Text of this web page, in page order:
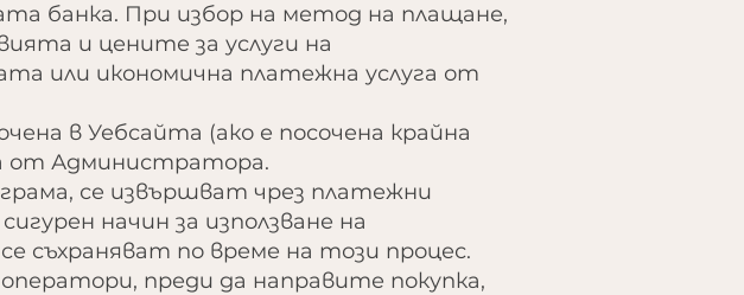
банка. При избор на метод на плащане,
и цените за услуги на
или икономична платежна услуга от
в Уебсайта (ако е посочена крайна
от Администратора.
се извършват чрез платежни
начин за използване на
съхраняват по време на този процес.
преди да направите покупка,